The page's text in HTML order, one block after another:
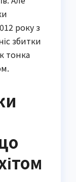
року з
збитки
тонка